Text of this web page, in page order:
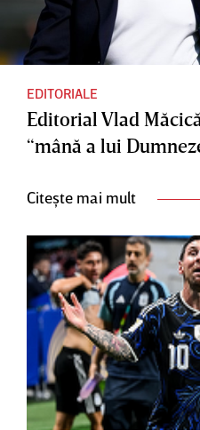
EDITORIALE
Editorial Vlad
“mână a lui
Citește mai mult